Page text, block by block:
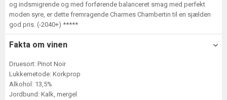
og indsmigrende og med forførende balanceret smag med perfekt
moden syre, er dette fremragende Charmes Chambertin til en sjælden
god pris. (-2040+) *****
Fakta om vinen
Druesort: Pinot Noir
Lukkemetode: Korkprop
Alkohol: 13,5%
Jordbund: Kalk, mergel